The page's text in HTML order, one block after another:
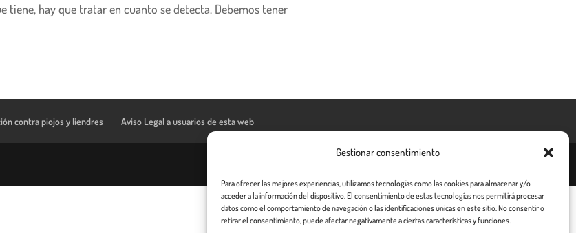
Gestionar consentimiento
Para ofrecer las mejores experiencias, utilizamos tecnologías como las cookies para almacenar y/o
acceder a la información del dispositivo. El consentimiento de estas tecnologías nos permitirá procesar
datos como el comportamiento de navegación o las identificaciones únicas en este sitio. No consentir o
retirar el consentimiento, puede afectar negativamente a ciertas características y funciones.
tiene, hay que tratar en cuanto se detecta. Debemos tener
contra piojos y liendres Aviso Legal a usuarios de esta web